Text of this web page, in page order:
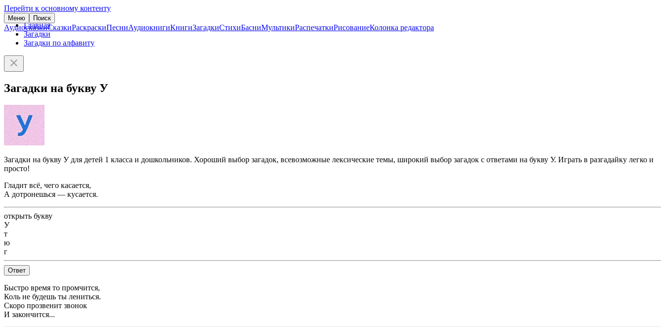
Перейти к основному контенту
Меню Поиск
АудиосказкиСказкиРаскраскиПесниАудиокнигиКнигиЗагадкиСтихиБасниМультикиРаспечаткиРисованиеКолонка редактора
Главная
Загадки
Загадки по алфавиту
Загадки на букву У
Загадки на букву У для детей 1 класса и дошкольников. Хороший выбор загадок, всевозможные лексические темы, широкий выбор загадок с ответами на букву У. Играть в разгадайку легко и
просто!
Гладит всё, чего касается,
А дотронешься — кусается.
открыть букву
У
т
ю
г
Ответ
Быстро время то промчится,
Коль не будешь ты лениться.
Скоро прозвенит звонок
И закончится...